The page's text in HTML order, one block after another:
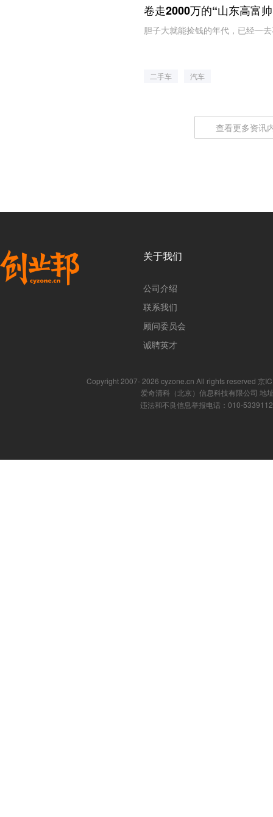
卷走2000万的“山东高富
胆子大就能捡钱的年代，已经一
二手车 汽车
查看更多资讯
关于我们
公司介绍
联系我们
顾问委员会
诚聘英才
Copyright 2007- 2026 cyzone.cn All rights reserved 京
爱奇清科（北京）信息科技有限公司 地
违法和不良信息举报电话：010-